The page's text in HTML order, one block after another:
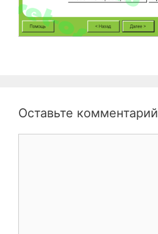
Оставьте комментарий